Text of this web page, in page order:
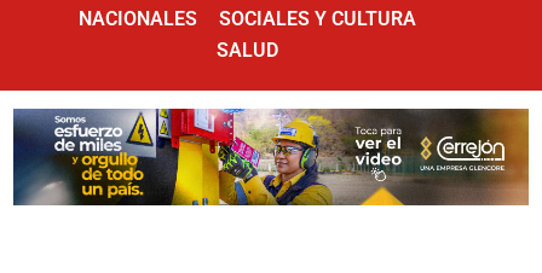
NACIONALES
SOCIALES Y CULTURA
SALUD